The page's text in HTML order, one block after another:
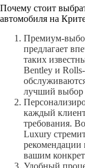
Почему стоит
автомобиля на
Премиум-
предлагает
таких
Bentley и
лучший выбор
каждый
требования.
Luxury
вашим
Удобный